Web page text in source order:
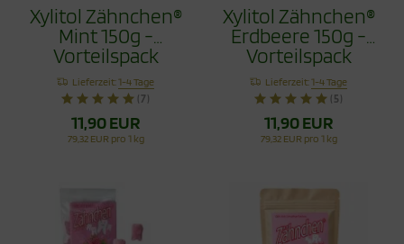
Xylitol Zähnchen®
Mint 150g -
Vorteilspack
Lieferzeit:1-4 Tage
(7)
11,90 EUR
79,32 EUR pro 1 kg
Xylitol Zähnchen®
Erdbeere 150g -
Vorteilspack
Lieferzeit:1-4 Tage
(5)
11,90 EUR
79,32 EUR pro 1 kg